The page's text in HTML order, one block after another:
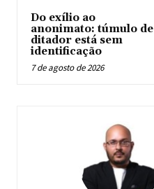
Do exílio ao
anonimato: túmulo de
ditador está sem
identificação
7 de agosto de 2026